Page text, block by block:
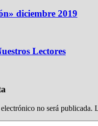
diciembre 2019
Lectores
no será publicada.